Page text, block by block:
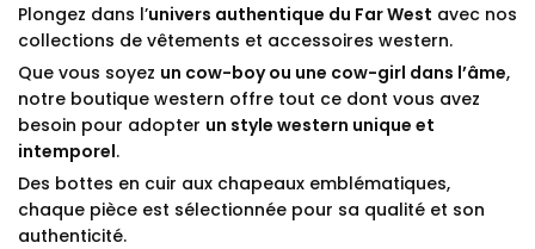
Plongez dans l’univers authentique du Far West avec nos
collections de vêtements et accessoires western.
Que vous soyez un cow-boy ou une cow-girl dans l’âme,
notre boutique western offre tout ce dont vous avez
besoin pour adopter un style western unique et
intemporel.
Des bottes en cuir aux chapeaux emblématiques,
chaque pièce est sélectionnée pour sa qualité et son
authenticité.